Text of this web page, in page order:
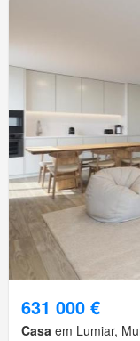
631 000 €
Casa em Lumiar,